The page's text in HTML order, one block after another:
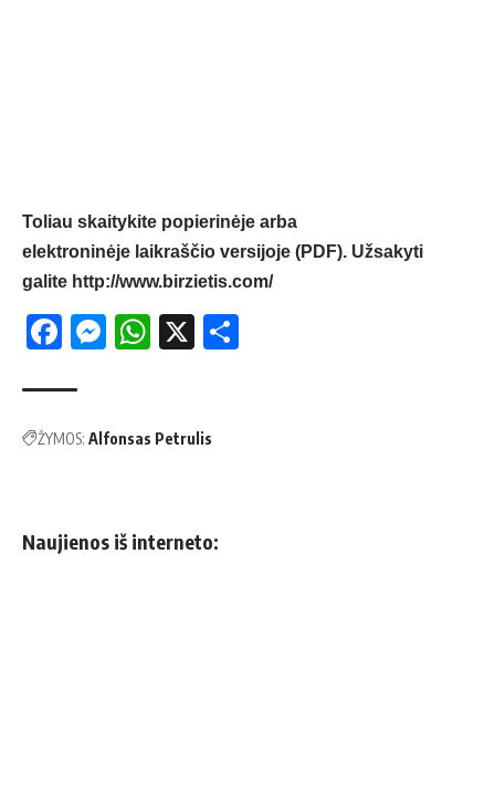
Toliau skaitykite popierinėje arba
elektroninėje laikraščio versijoje (PDF). Užsakyti
galite http://www.birzietis.com/
Facebook
Messenger
WhatsApp
X
ŽYMOS: Alfonsas Petrulis
Naujienos iš interneto: